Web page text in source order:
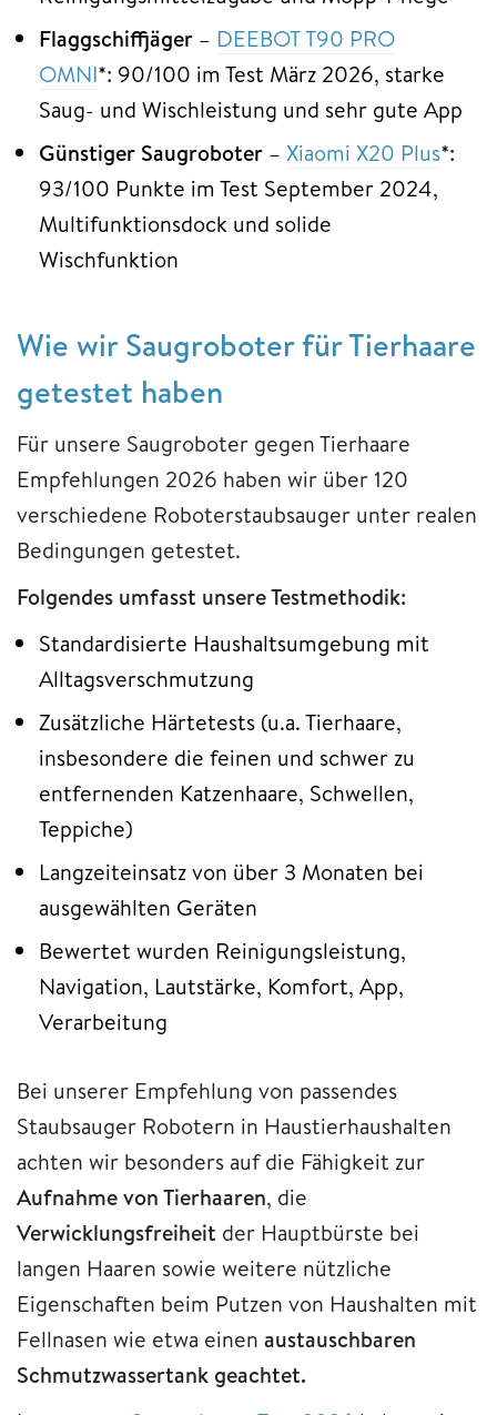
Flaggschiffjäger – DEEBOT T90 PRO
OMNI*: 90/100 im Test März 2026, starke
Saug- und Wischleistung und sehr gute App
Günstiger Saugroboter – Xiaomi X20 Plus*:
93/100 Punkte im Test September 2024,
Multifunktionsdock und solide
Wischfunktion
Wie wir Saugroboter für Tierhaare
getestet haben
Für unsere Saugroboter gegen Tierhaare
Empfehlungen 2026 haben wir über 120
verschiedene Roboterstaubsauger unter realen
Bedingungen getestet.
Folgendes umfasst unsere Testmethodik:
Standardisierte Haushaltsumgebung mit
Alltagsverschmutzung
Zusätzliche Härtetests (u.a. Tierhaare,
insbesondere die feinen und schwer zu
entfernenden Katzenhaare, Schwellen,
Teppiche)
Langzeiteinsatz von über 3 Monaten bei
ausgewählten Geräten
Bewertet wurden Reinigungsleistung,
Navigation, Lautstärke, Komfort, App,
Verarbeitung
Bei unserer Empfehlung von passendes
Staubsauger Robotern in Haustierhaushalten
achten wir besonders auf die Fähigkeit zur
Aufnahme von Tierhaaren, die
Verwicklungsfreiheit der Hauptbürste bei
langen Haaren sowie weitere nützliche
Eigenschaften beim Putzen von Haushalten mit
Fellnasen wie etwa einen austauschbaren
Schmutzwassertank geachtet.